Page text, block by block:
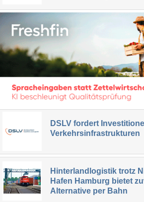
DSLV fordert
Verkehrsinfrastrukturen
Hinterlandlogistik trotz
Hafen Hamburg bietet
Alternative per Bahn